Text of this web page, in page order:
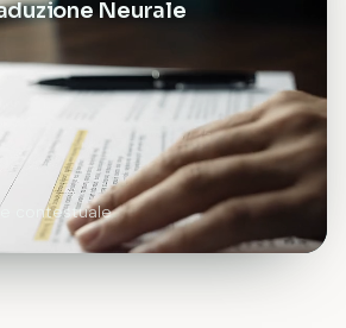
Neurale
contestuale